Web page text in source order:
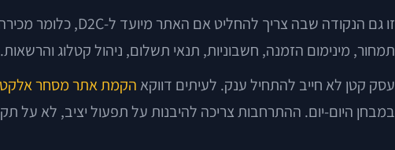
תמחור, מינימום הזמנה, חשבוניות, תנאי תשלום, ניהול קטלוג והרשאות.
עסק קטן לא חייב להתחיל ענק. לעיתים דווקאהקמת אתר מסחר
במבחן היום-יום. ההתרחבות צריכה להיבנות על תפעול יציב, לא על